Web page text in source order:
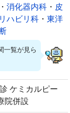
・ 消化器内科 ・ 皮
リハビリ科 ・ 東洋
一覧が見ら
ケミカルピー
院併設